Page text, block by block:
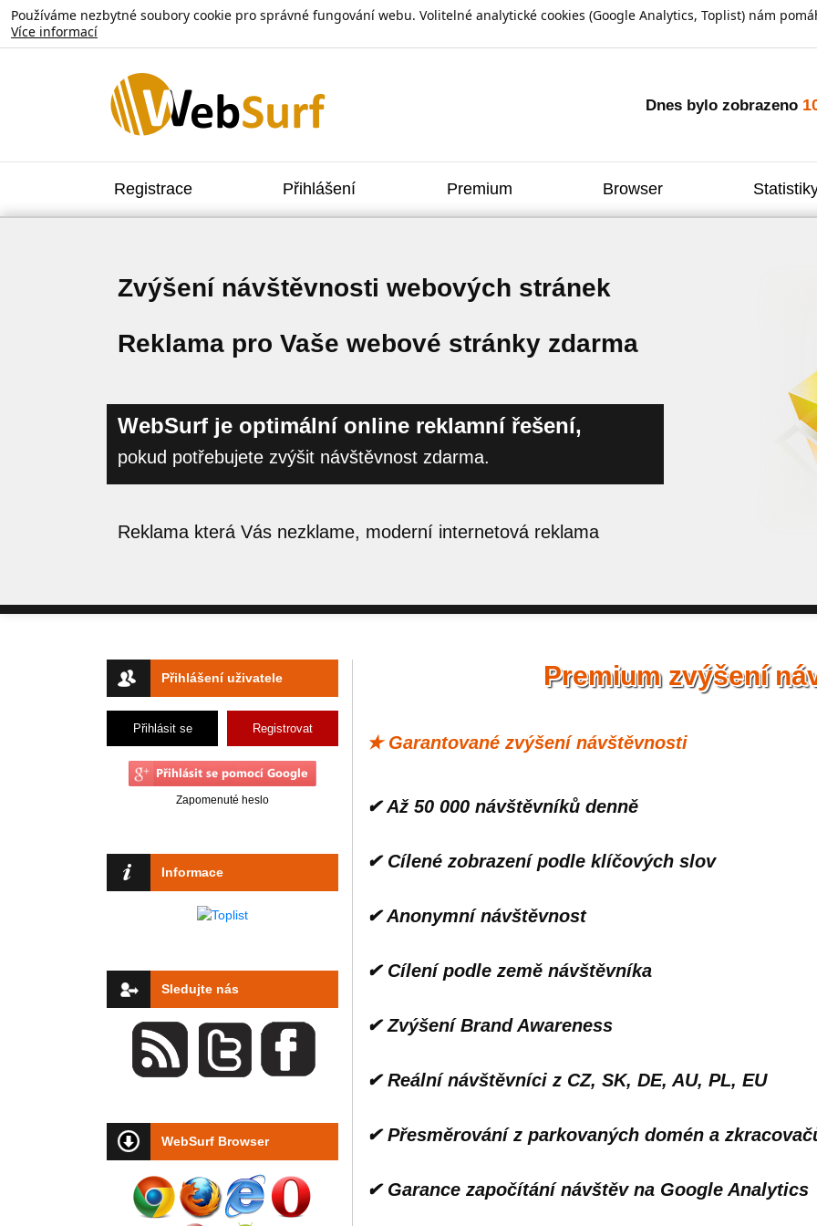
Používáme nezbytné soubory cookie pro správné fungování webu. Volitelné analytické cookies (Google Analytics, Toplist) nám
Více informací
Dnes bylo zobrazeno
Registrace Přihlášení Premium Browser
Zvýšení návštěvnosti webových stránek
Reklama pro Vaše webové stránky zdarma
WebSurf je optimální online reklamní řešení,
pokud potřebujete zvýšit návštěvnost zdarma.
Reklama která Vás nezklame, moderní internetová reklama
Přihlášení uživatele
Přihlásit se Registrovat
Zapomenuté heslo
Informace
Sledujte nás
WebSurf Browser
Premium zvýšení
★ Garantované zvýšení návštěvnosti
✔ Až 50 000 návštěvníků denně
✔ Cílené zobrazení podle klíčových slov
✔ Anonymní návštěvnost
✔ Cílení podle země návštěvníka
✔ Zvýšení Brand Awareness
✔ Reální návštěvníci z CZ, SK, DE, AU, PL, EU
✔ Přesměrování z parkovaných domén a
✔ Garance započítání návštěv na Google Analytics